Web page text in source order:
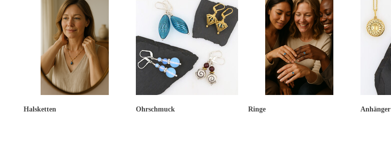
Halsketten Ohrschmuck Ringe Anhänger